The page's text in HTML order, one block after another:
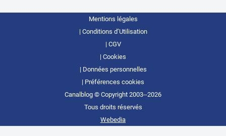
Mentions légales
Conditions d’Utilisation
CGV
Cookies
Données personnelles
Préférences cookies
Canalblog © Copyright 2003--2026
Tous droits réservés
Webedia